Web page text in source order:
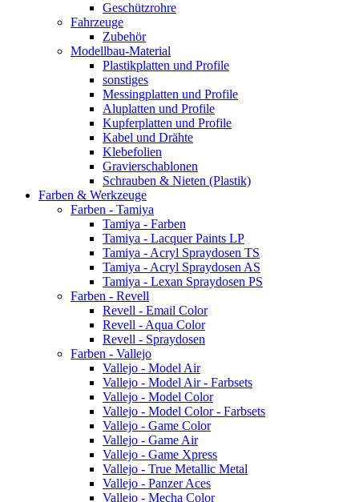
Geschützrohre
Fahrzeuge
Zubehör
Modellbau-Material
Plastikplatten und Profile
sonstiges
Messingplatten und Profile
Aluplatten und Profile
Kupferplatten und Profile
Kabel und Drähte
Klebefolien
Gravierschablonen
Schrauben & Nieten (Plastik)
Farben & Werkzeuge
Farben - Tamiya
Tamiya - Farben
Tamiya - Lacquer Paints LP
Tamiya - Acryl Spraydosen TS
Tamiya - Acryl Spraydosen AS
Tamiya - Lexan Spraydosen PS
Farben - Revell
Revell - Email Color
Revell - Aqua Color
Revell - Spraydosen
Farben - Vallejo
Vallejo - Model Air
Vallejo - Model Air - Farbsets
Vallejo - Model Color
Vallejo - Model Color - Farbsets
Vallejo - Game Color
Vallejo - Game Air
Vallejo - Game Xpress
Vallejo - True Metallic Metal
Vallejo - Panzer Aces
Vallejo - Mecha Color